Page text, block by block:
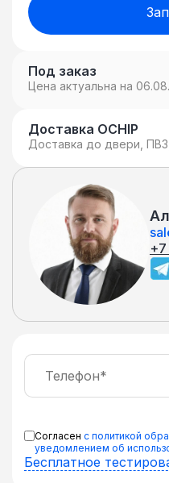
Под заказ
Цена актуальна на
Доставка OCHIP
Доставка до двери,
Согласен с политикой
уведомлением об
Бесплатное